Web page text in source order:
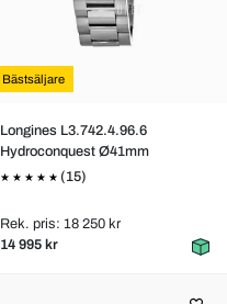
Bästsäljare
Longines L3.742.4.96.6
Hydroconquest Ø41mm
(15)
Rek. pris: 18 250 kr
14 995 kr